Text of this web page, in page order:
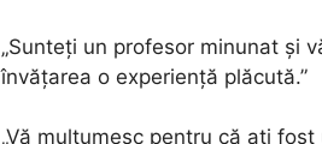
„Sunteți un profesor minunat și
învățarea o experiență plăcută.”
„Vă mulțumesc pentru că ați